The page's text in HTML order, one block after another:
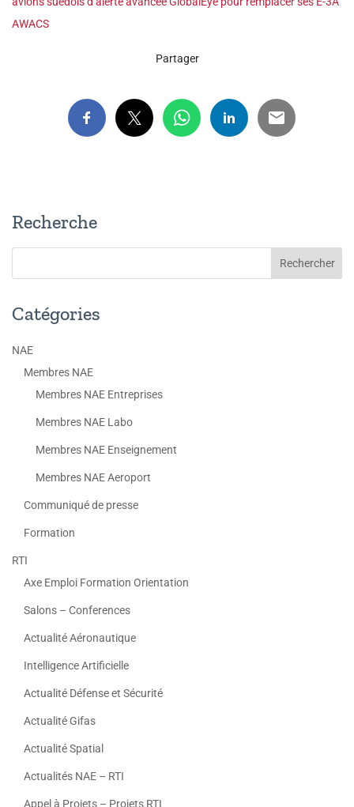
AWACS
Partager
Recherche
Catégories
NAE
Membres NAE
Membres NAE Entreprises
Membres NAE Labo
Membres NAE Enseignement
Membres NAE Aeroport
Communiqué de presse
Formation
RTI
Axe Emploi Formation Orientation
Salons – Conferences
Actualité Aéronautique
Intelligence Artificielle
Actualité Défense et Sécurité
Actualité Gifas
Actualité Spatial
Actualités NAE – RTI
Appel à Projets – Projets RTI